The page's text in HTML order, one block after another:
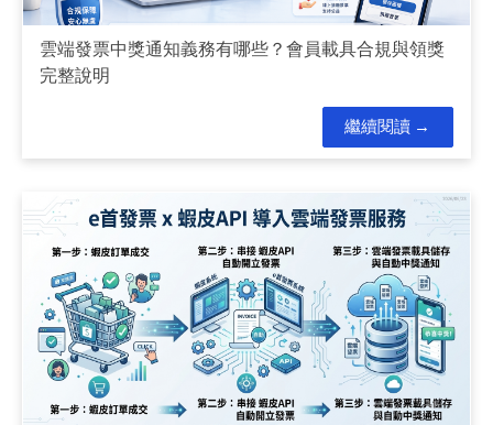
雲端發票中獎通知義務有哪些？會員載具合規與領獎
完整說明
繼續閱讀